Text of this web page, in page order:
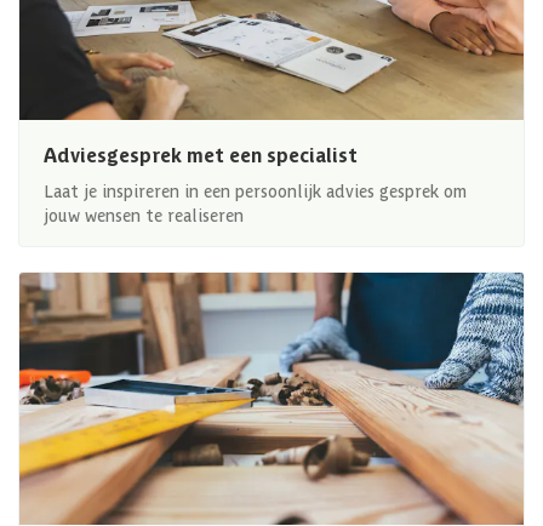
Adviesgesprek met een specialist
Laat je inspireren in een persoonlijk advies gesprek om
jouw wensen te realiseren